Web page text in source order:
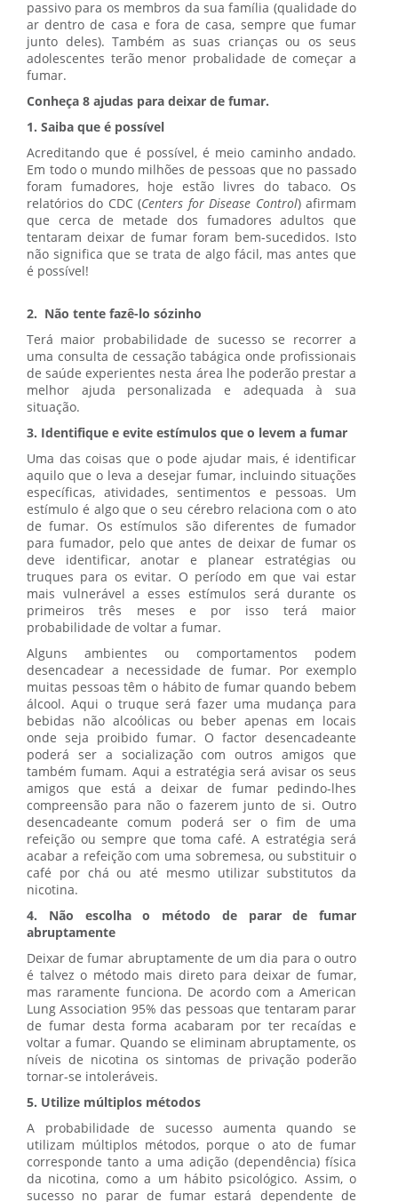
passivo para os membros da sua família (qualidade do
ar dentro de casa e fora de casa, sempre que fumar
junto deles). Também as suas crianças ou os seus
adolescentes terão menor probalidade de começar a
fumar.
Conheça 8 ajudas para deixar de fumar.
1. Saiba que é possível
Acreditando que é possível, é meio caminho andado.
Em todo o mundo milhões de pessoas que no passado
foram fumadores, hoje estão livres do tabaco. Os
relatórios do CDC (Centers for Disease Control) afirmam
que cerca de metade dos fumadores adultos que
tentaram deixar de fumar foram bem-sucedidos. Isto
não significa que se trata de algo fácil, mas antes que
é possível!
2. Não tente fazê-lo sózinho
Terá maior probabilidade de sucesso se recorrer a
uma consulta de cessação tabágica onde profissionais
de saúde experientes nesta área lhe poderão prestar a
melhor ajuda personalizada e adequada à sua
situação.
3. Identifique e evite estímulos que o levem a fumar
Uma das coisas que o pode ajudar mais, é identificar
aquilo que o leva a desejar fumar, incluindo situações
específicas, atividades, sentimentos e pessoas. Um
estímulo é algo que o seu cérebro relaciona com o ato
de fumar. Os estímulos são diferentes de fumador
para fumador, pelo que antes de deixar de fumar os
deve identificar, anotar e planear estratégias ou
truques para os evitar. O período em que vai estar
mais vulnerável a esses estímulos será durante os
primeiros três meses e por isso terá maior
probabilidade de voltar a fumar.
Alguns ambientes ou comportamentos podem
desencadear a necessidade de fumar. Por exemplo
muitas pessoas têm o hábito de fumar quando bebem
álcool. Aqui o truque será fazer uma mudança para
bebidas não alcoólicas ou beber apenas em locais
onde seja proibido fumar. O factor desencadeante
poderá ser a socialização com outros amigos que
também fumam. Aqui a estratégia será avisar os seus
amigos que está a deixar de fumar pedindo-lhes
compreensão para não o fazerem junto de si. Outro
desencadeante comum poderá ser o fim de uma
refeição ou sempre que toma café. A estratégia será
acabar a refeição com uma sobremesa, ou substituir o
café por chá ou até mesmo utilizar substitutos da
nicotina.
4. Não escolha o método de parar de fumar
abruptamente
Deixar de fumar abruptamente de um dia para o outro
é talvez o método mais direto para deixar de fumar,
mas raramente funciona. De acordo com a American
Lung Association 95% das pessoas que tentaram parar
de fumar desta forma acabaram por ter recaídas e
voltar a fumar. Quando se eliminam abruptamente, os
níveis de nicotina os sintomas de privação poderão
tornar-se intoleráveis.
5. Utilize múltiplos métodos
A probabilidade de sucesso aumenta quando se
utilizam múltiplos métodos, porque o ato de fumar
corresponde tanto a uma adição (dependência) física
da nicotina, como a um hábito psicológico. Assim, o
sucesso no parar de fumar estará dependente de